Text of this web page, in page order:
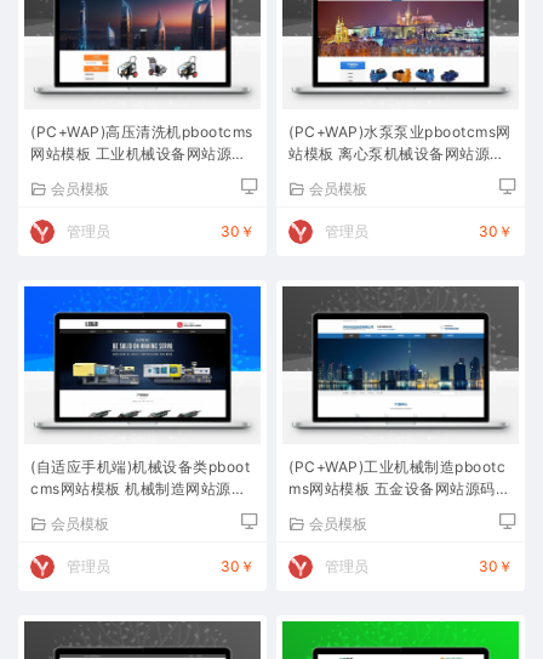
(PC+WAP)高压清洗机pbootcms
网站模板 工业机械设备网站源码
会员模板
管理员 30￥
(PC+WAP)水泵泵业pbootcms网
站模板 离心泵机械设备网站源码
会员模板
管理员 30￥
(自适应手机端)机械设备类pboot
cms网站模板 机械制造网站源码
会员模板
管理员 30￥
(PC+WAP)工业机械制造pbootc
ms网站模板 五金设备网站源码下
会员模板
管理员 30￥